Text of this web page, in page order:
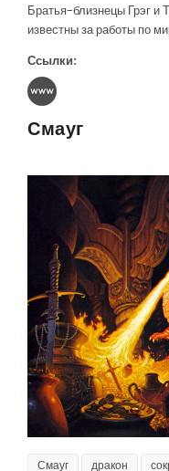
Братья-близнецы Грэг и
известны за работы по
Ссылки:
Смауг
Смауг дракон